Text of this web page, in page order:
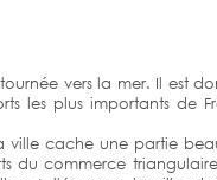
vers la mer. Il est
les plus importants de
cache une partie
du commerce